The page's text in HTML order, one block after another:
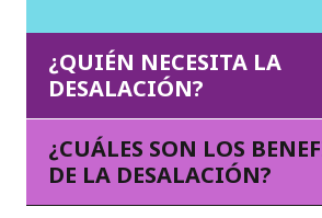
¿QUIÉN NECESITA LA
DESALACIÓN?
¿CUÁLES SON LOS
DE LA DESALACIÓN?